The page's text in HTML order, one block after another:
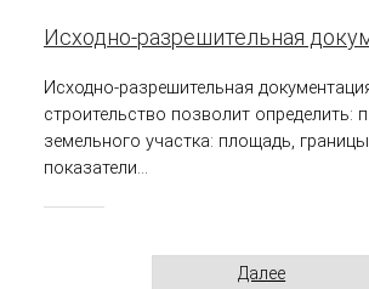
Исходно-разрешительная
Исходно-разрешительная
строительство позволит определить:
земельного участка: площадь,
показатели...
Далее